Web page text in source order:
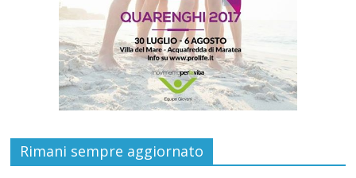
Rimani sempre aggiornato